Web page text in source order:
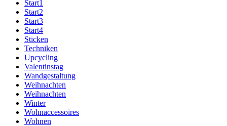
Start1
Start2
Start3
Start4
Sticken
Techniken
Upcycling
Valentinstag
Wandgestaltung
Weihnachten
Weihnachten
Winter
Wohnaccessoires
Wohnen